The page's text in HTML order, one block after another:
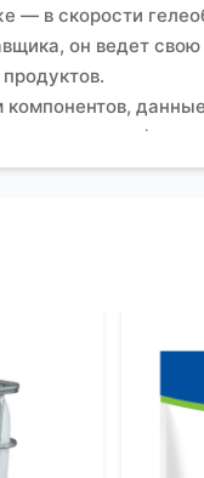
— в скорости
он ведет
падала)
что влияло на
ООО Шэньян Ихуа
и практикой
следование